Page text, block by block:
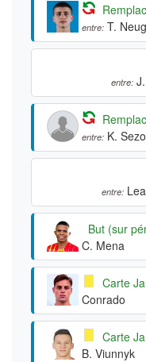
entre: T.
entre:
entre: K.
entre:
But (sur
C. Mena
Carte
Conrado
Carte
B. Viunnyk